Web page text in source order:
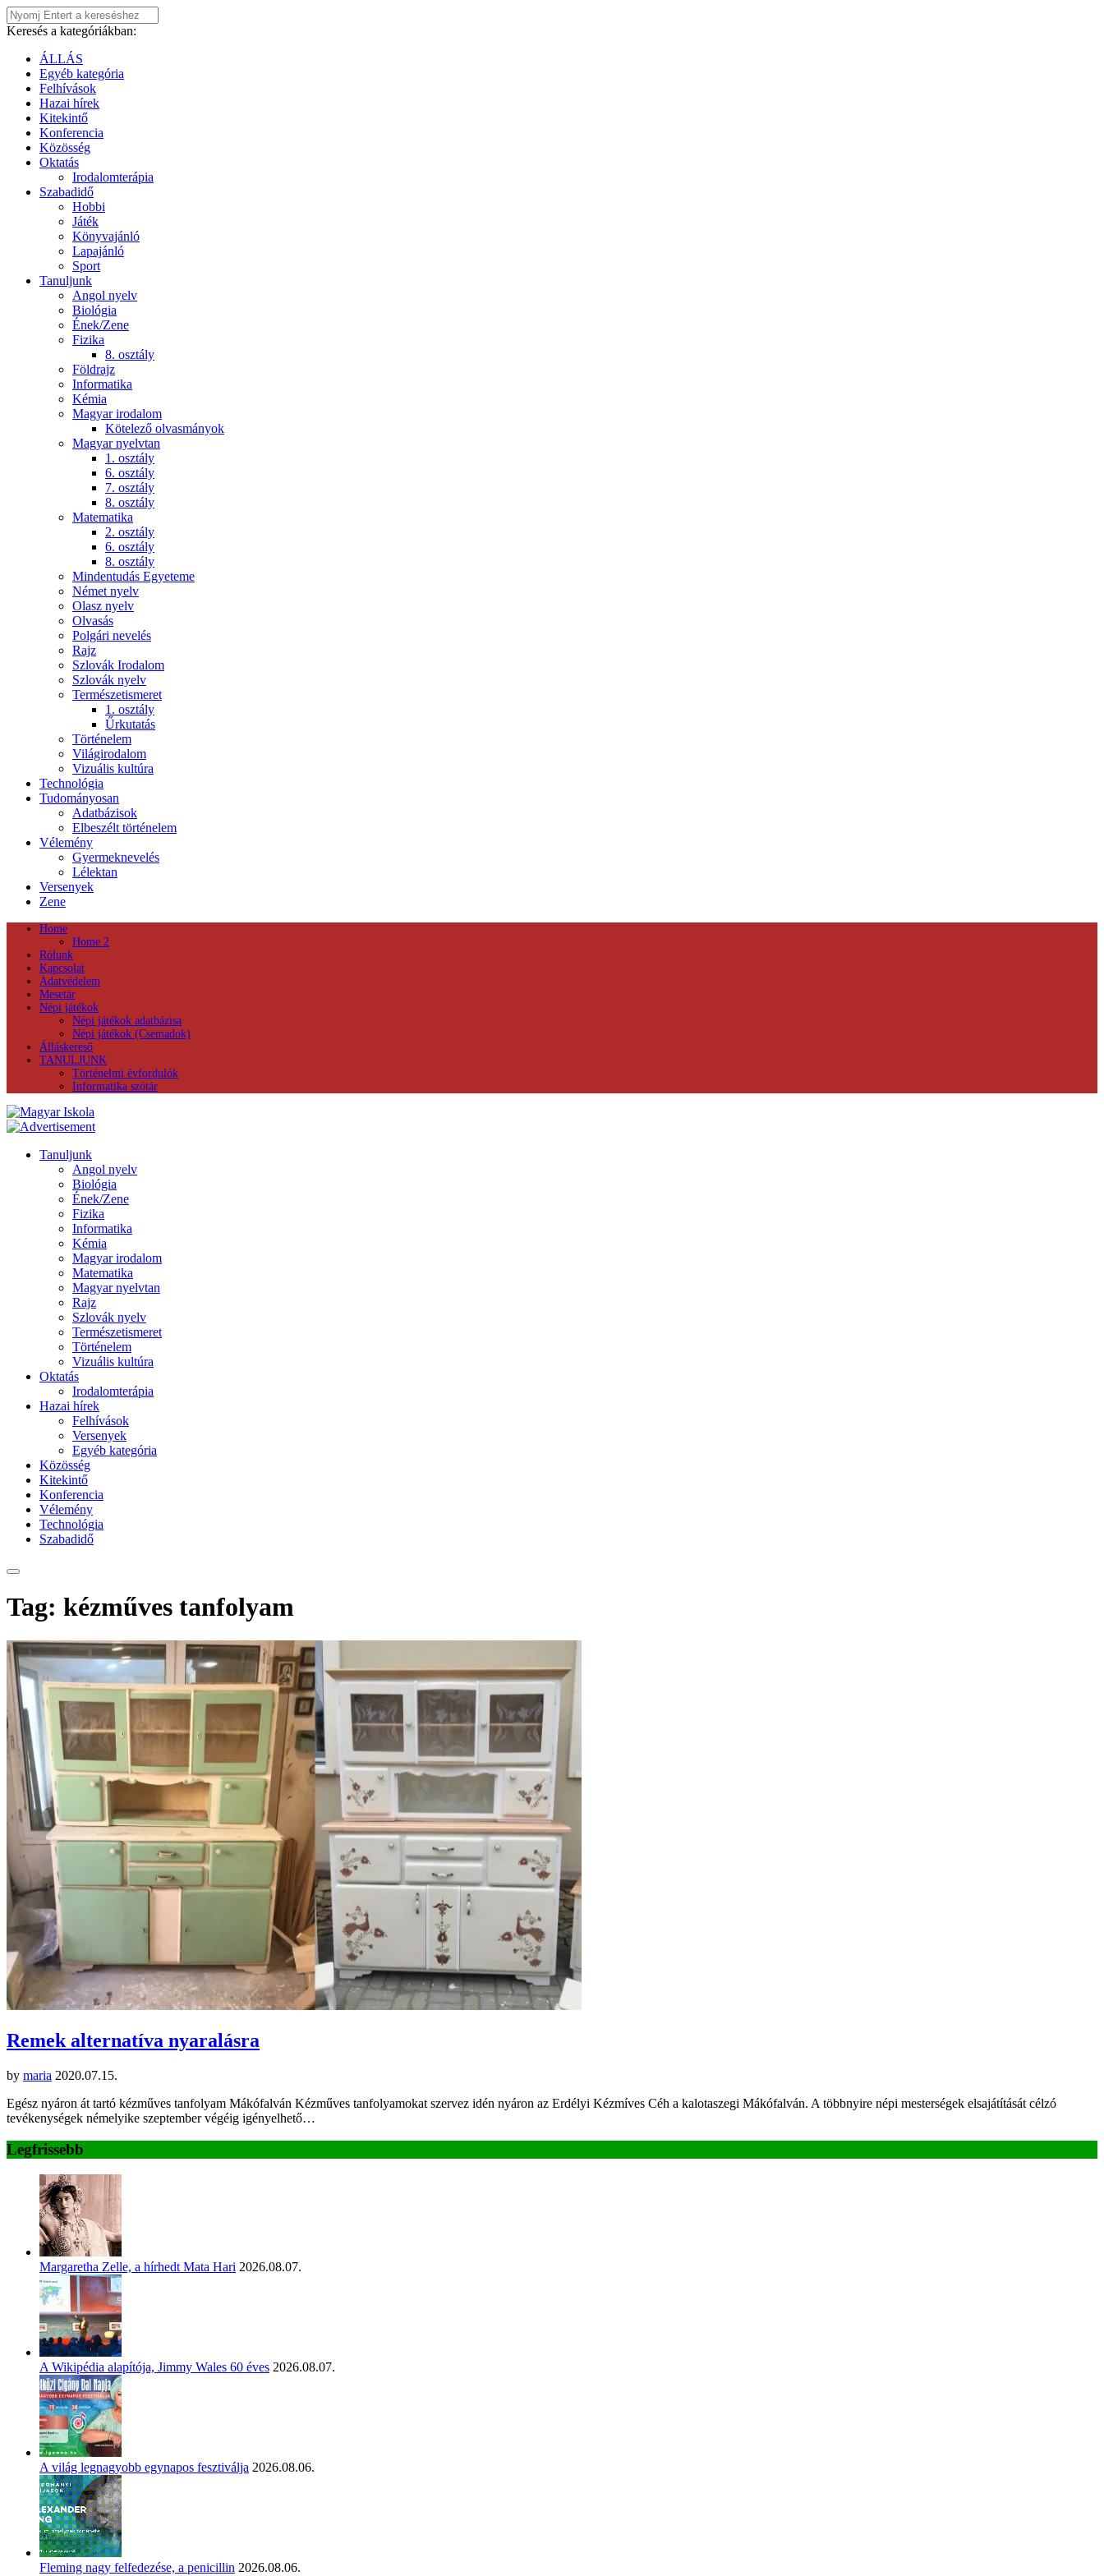
Keresés a kategóriákban:
ÁLLÁS
Egyéb kategória
Felhívások
Hazai hírek
Kitekintő
Konferencia
Közösség
Oktatás
Irodalomterápia
Szabadidő
Hobbi
Játék
Könyvajánló
Lapajánló
Sport
Tanuljunk
Angol nyelv
Biológia
Ének/Zene
Fizika
8. osztály
Földrajz
Informatika
Kémia
Magyar irodalom
Kötelező olvasmányok
Magyar nyelvtan
1. osztály
6. osztály
7. osztály
8. osztály
Matematika
2. osztály
6. osztály
8. osztály
Mindentudás Egyeteme
Német nyelv
Olasz nyelv
Olvasás
Polgári nevelés
Rajz
Szlovák Irodalom
Szlovák nyelv
Természetismeret
1. osztály
Űrkutatás
Történelem
Világirodalom
Vizuális kultúra
Technológia
Tudományosan
Adatbázisok
Elbeszélt történelem
Vélemény
Gyermeknevelés
Lélektan
Versenyek
Zene
Home
Home 2
Rólunk
Kapcsolat
Adatvédelem
Mesetár
Népi játékok
Népi játékok adatbázisa
Népi játékok (Csemadok)
Álláskereső
TANULJUNK
Történelmi évfordulók
Informatika szótár
Tanuljunk
Angol nyelv
Biológia
Ének/Zene
Fizika
Informatika
Kémia
Magyar irodalom
Matematika
Magyar nyelvtan
Rajz
Szlovák nyelv
Természetismeret
Történelem
Vizuális kultúra
Oktatás
Irodalomterápia
Hazai hírek
Felhívások
Versenyek
Egyéb kategória
Közösség
Kitekintő
Konferencia
Vélemény
Technológia
Szabadidő
Tag: kézműves tanfolyam
Remek alternatíva nyaralásra
by maria 2020.07.15.
Egész nyáron át tartó kézműves tanfolyam Mákófalván Kézműves tanfolyamokat szervez idén nyáron az Erdélyi Kézmíves Céh a kalotaszegi Mákófalván. A többnyire népi mesterségek elsajátítását célzó
tevékenységek némelyike szeptember végéig igényelhető…
Legfrissebb
Margaretha Zelle, a hírhedt Mata Hari 2026.08.07.
A Wikipédia alapítója, Jimmy Wales 60 éves 2026.08.07.
A világ legnagyobb egynapos fesztiválja 2026.08.06.
Fleming nagy felfedezése, a penicillin 2026.08.06.